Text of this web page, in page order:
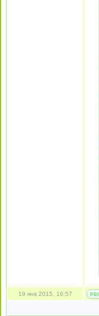
19 янв 2015, 16:57